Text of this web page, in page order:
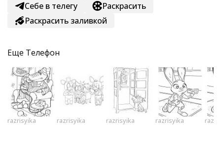
Себе в телегу
Раскрасить
Раскрасить заливкой
Еще Телефон
razrisyika razrisyika razrisyika razrisyika